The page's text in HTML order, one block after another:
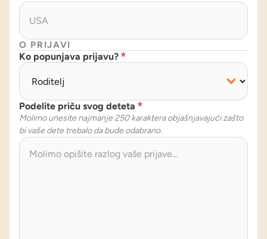
O PRIJAVI
Ko popunjava prijavu? *
Podelite priču svog deteta *
Molimo unesite najmanje 250 karaktera objašnjavajući zašto
bi vaše dete trebalo da bude odabrano.